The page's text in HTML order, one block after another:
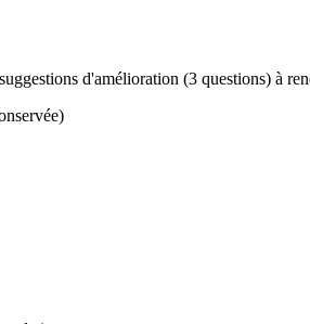
d'amélioration (3 questions) à